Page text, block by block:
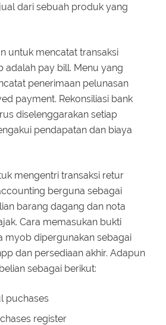
dari sebuah produk yang
untuk mencatat transaksi
adalah pay bill. Menu yang
penerimaan pelunasan
payment. Rekonsiliasi bank
diselenggarakan setiap
pendapatan dan biaya
mengentri transaksi retur
berguna sebagai
barang dagang dan nota
Cara memasukan bukti
myob dipergunakan sebagai
dan persediaan akhir. Adapun
sebagai berikut:
puchases
register